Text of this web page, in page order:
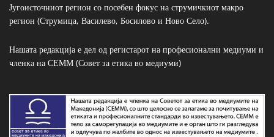
Југоисточниот регион со посебен фокус на струмичкиот макро
регион (Струмица, Василево, Босилово и Ново Село).
Нашата редакција е дел од регистарот на професионални медиуми и
членка на СЕММ (Совет за етика во медиуми)